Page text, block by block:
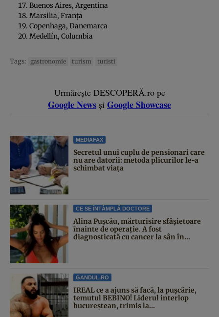
Buenos Aires, Argentina
Marsilia, Franța
Copenhaga, Danemarca
Medellín, Columbia
Tags: gastronomie turism turisti
Urmărește DESCOPERĂ.ro pe
Google News și Google Showcase
MEDIAFAX
Secretul unui cuplu de pensionari care
nu are datorii: metoda plicurilor le-a
schimbat viața
CE SE ÎNTÂMPLĂ DOCTORE
Alina Pușcău, mărturisire sfâșietoare
înainte de operație. A fost
diagnosticată cu cancer la sân în...
GANDUL.RO
IREAL ce a ajuns să facă, la pușcărie,
temutul BEBINO! Liderul interlop
bucureștean, trimis la...